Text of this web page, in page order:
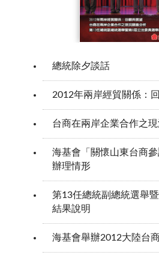
總統除夕談話
2012年兩岸經貿關係：
台商在兩岸企業合作之
海基會「關懷山東台商
辦理情形
第13任總統副總統選舉
結果說明
海基會舉辦2012大陸台